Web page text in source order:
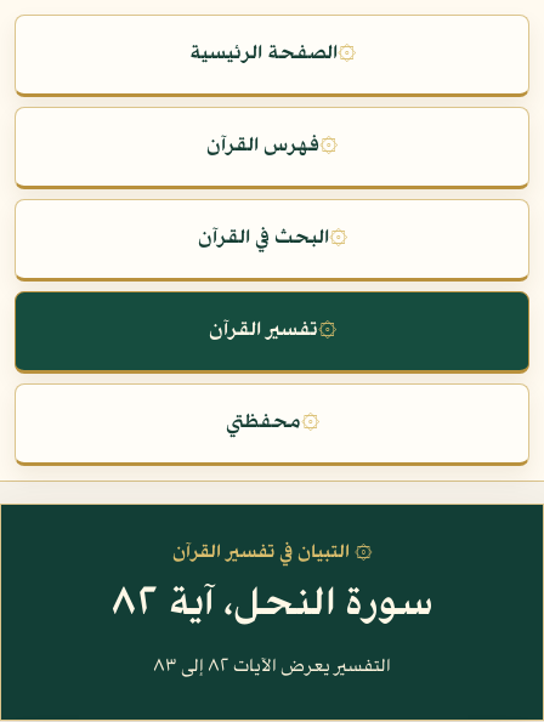
۞الصفحة الرئيسية
۞فهرس القرآن
۞البحث في القرآن
۞تفسير القرآن
۞محفظتي
۞ التبيان في تفسير القرآن
سورة النحل، آية ٨٢
التفسير يعرض الآيات ٨٢ إلى ٨٣